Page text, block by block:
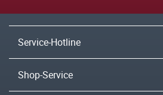
Service-Hotline
Shop-Service